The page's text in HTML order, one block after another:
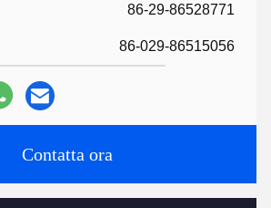
86-29-86528771
86-029-86515056
Contatta ora